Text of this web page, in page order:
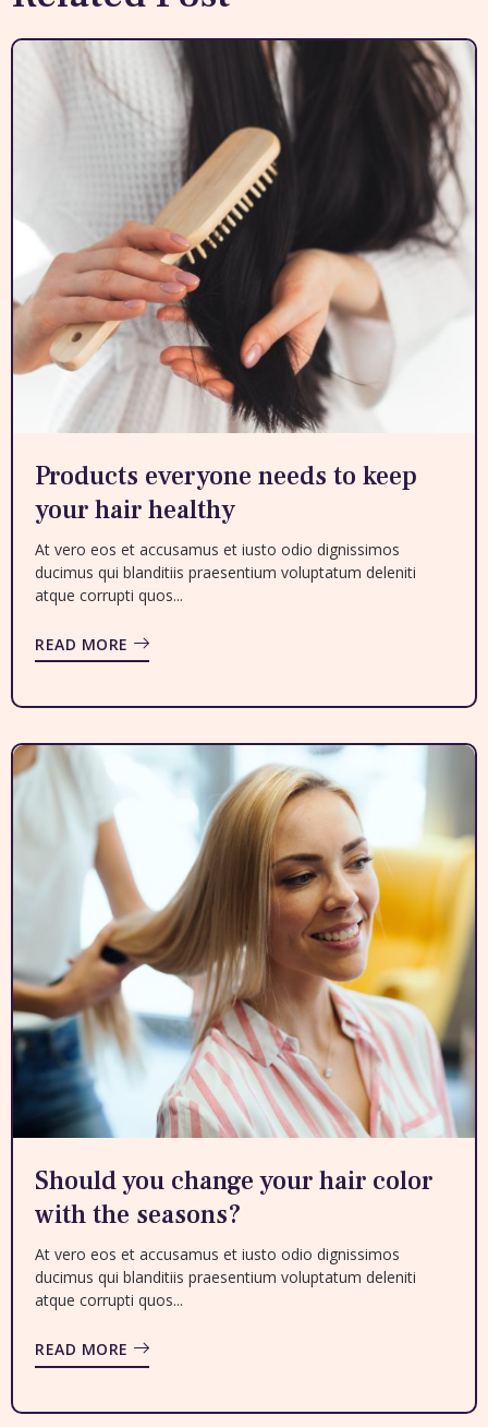
Products everyone needs to keep
your hair healthy
At vero eos et accusamus et iusto odio dignissimos
ducimus qui blanditiis praesentium voluptatum deleniti
atque corrupti quos...
READ MORE
Should you change your hair color
with the seasons?
At vero eos et accusamus et iusto odio dignissimos
ducimus qui blanditiis praesentium voluptatum deleniti
atque corrupti quos...
READ MORE